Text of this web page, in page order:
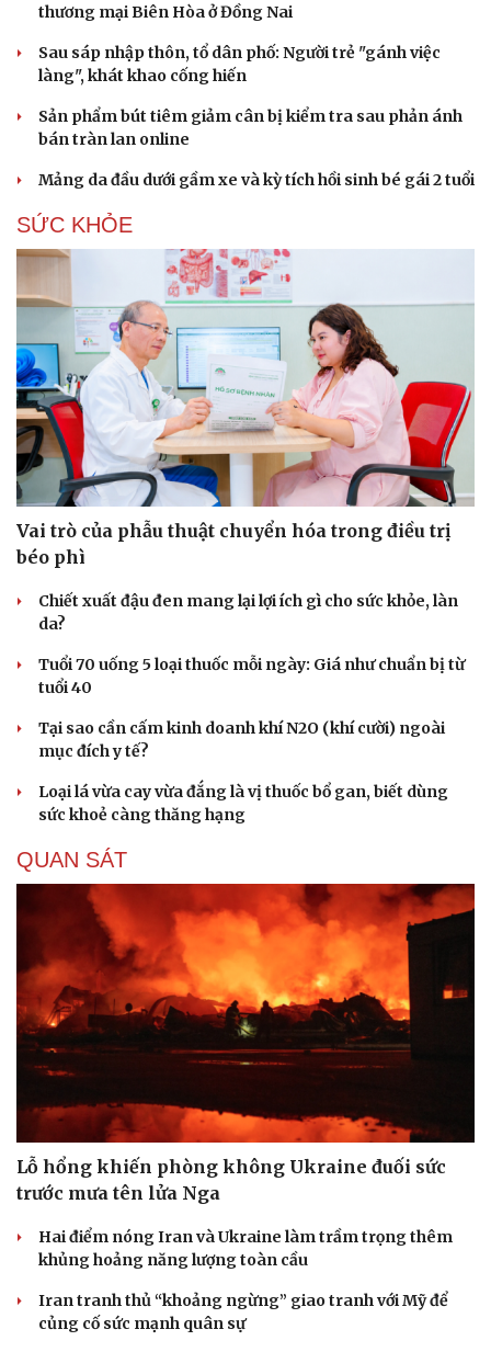
Cải chính
thương mại Biên Hòa ở Đồng Nai
Sau sáp nhập thôn, tổ dân phố: Người trẻ "gánh việc
làng", khát khao cống hiến
Sản phẩm bút tiêm giảm cân bị kiểm tra sau phản ánh
bán tràn lan online
Mảng da đầu dưới gầm xe và kỳ tích hồi sinh bé gái 2 tuổi
SỨC KHỎE
Vai trò của phẫu thuật chuyển hóa trong điều trị
béo phì
Chiết xuất đậu đen mang lại lợi ích gì cho sức khỏe, làn
da?
Tuổi 70 uống 5 loại thuốc mỗi ngày: Giá như chuẩn bị từ
tuổi 40
Tại sao cần cấm kinh doanh khí N2O (khí cười) ngoài
mục đích y tế?
Loại lá vừa cay vừa đắng là vị thuốc bổ gan, biết dùng
sức khoẻ càng thăng hạng
QUAN SÁT
Lỗ hổng khiến phòng không Ukraine đuối sức
trước mưa tên lửa Nga
Hai điểm nóng Iran và Ukraine làm trầm trọng thêm
khủng hoảng năng lượng toàn cầu
Iran tranh thủ “khoảng ngừng” giao tranh với Mỹ để
củng cố sức mạnh quân sự